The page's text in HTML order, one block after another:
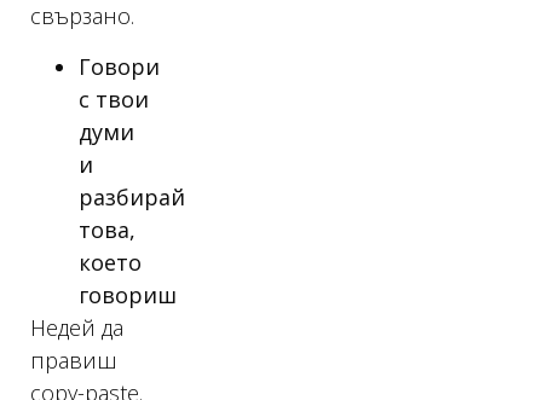
свързано.
Говори
с твои
думи
и
разбирай
това,
което
говориш
Недей да
правиш
copy-paste.